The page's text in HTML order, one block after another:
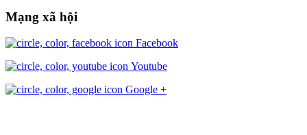
Mạng xã hội
Facebook
Youtube
Google +